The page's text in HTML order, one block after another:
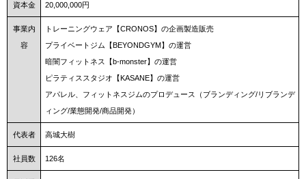
資本金 20,000,000円
事業内
容
トレーニングウェア【CRONOS】の企画製造販売
プライベートジム【BEYONDGYM】の運営
暗闇フィットネス【b-monster】の運営
ピラティススタジオ【KASANE】の運営
アパレル、フィットネスジムのプロデュース（ブランディング/リブランデ
ィング/業態開発/商品開発）
代表者 高城大樹
社員数 126名